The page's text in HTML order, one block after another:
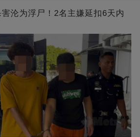
沦为浮尸！2名主嫌延扣6天内